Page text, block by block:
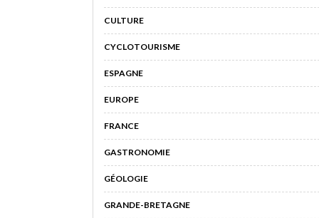
CULTURE
CYCLOTOURISME
ESPAGNE
EUROPE
FRANCE
GASTRONOMIE
GÉOLOGIE
GRANDE-BRETAGNE